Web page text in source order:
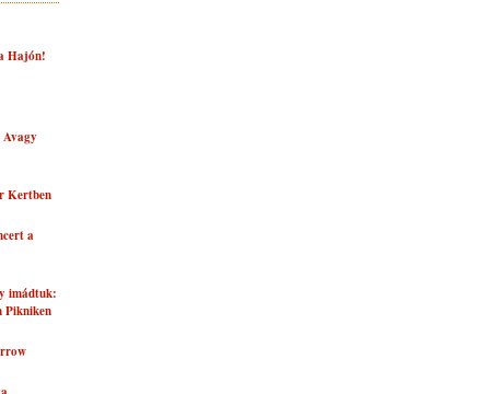
Hajón!
Avagy
Kertben
a
imádtuk:
Pikniken